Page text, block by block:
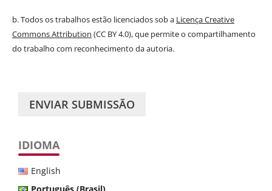
b. Todos os trabalhos estão licenciados sob a Licença Creative
Commons Attribution (CC BY 4.0), que permite o compartilhamento
do trabalho com reconhecimento da autoria.
ENVIAR SUBMISSÃO
IDIOMA
English
Português (Brasil)